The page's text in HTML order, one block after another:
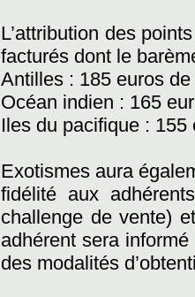
L’attribution des
facturés dont le
Antilles : 185 euros
Océan indien : 165
Iles du pacifique :
Exotismes aura
fidélité aux
challenge de vente)
adhérent sera
des modalités